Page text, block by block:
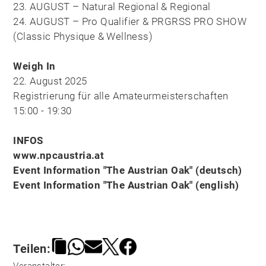
23. AUGUST – Natural Regional & Regional
24. AUGUST – Pro Qualifier & PRGRSS PRO SHOW
(Classic Physique & Wellness)
Weigh In
22. August 2025
Registrierung für alle Amateurmeisterschaften
15:00 - 19:30
INFOS
www.npcaustria.at
Event Information "The Austrian Oak" (deutsch)
Event Information "The Austrian Oak" (english)
Teilen: